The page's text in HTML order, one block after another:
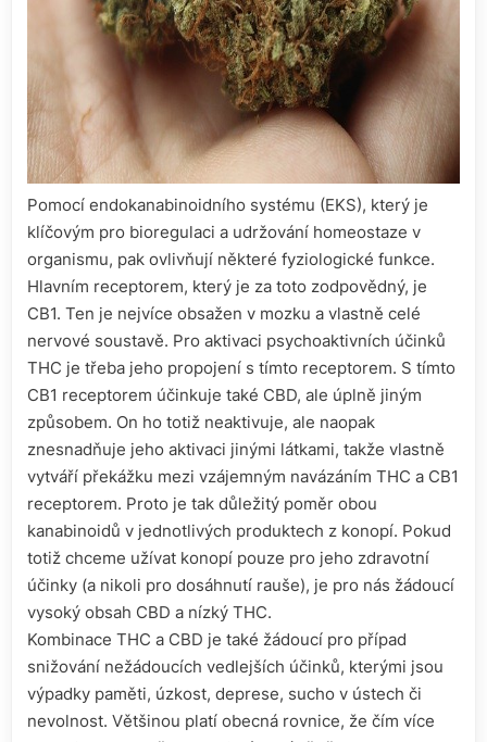
Pomocí endokanabinoidního systému (EKS), který je
klíčovým pro bioregulaci a udržování homeostaze v
organismu, pak ovlivňují některé fyziologické funkce.
Hlavním receptorem, který je za toto zodpovědný, je
CB1. Ten je nejvíce obsažen v mozku a vlastně celé
nervové soustavě. Pro aktivaci psychoaktivních účinků
THC je třeba jeho propojení s tímto receptorem. S tímto
CB1 receptorem účinkuje také CBD, ale úplně jiným
způsobem. On ho totiž neaktivuje, ale naopak
znesnadňuje jeho aktivaci jinými látkami, takže vlastně
vytváří překážku mezi vzájemným navázáním THC a CB1
receptorem. Proto je tak důležitý poměr obou
kanabinoidů v jednotlivých produktech z konopí. Pokud
totiž chceme užívat konopí pouze pro jeho zdravotní
účinky (a nikoli pro dosáhnutí rauše), je pro nás žádoucí
vysoký obsah CBD a nízký THC.
Kombinace THC a CBD je také žádoucí pro případ
snižování nežádoucích vedlejších účinků, kterými jsou
výpadky paměti, úzkost, deprese, sucho v ústech či
nevolnost. Většinou platí obecná rovnice, že čím více